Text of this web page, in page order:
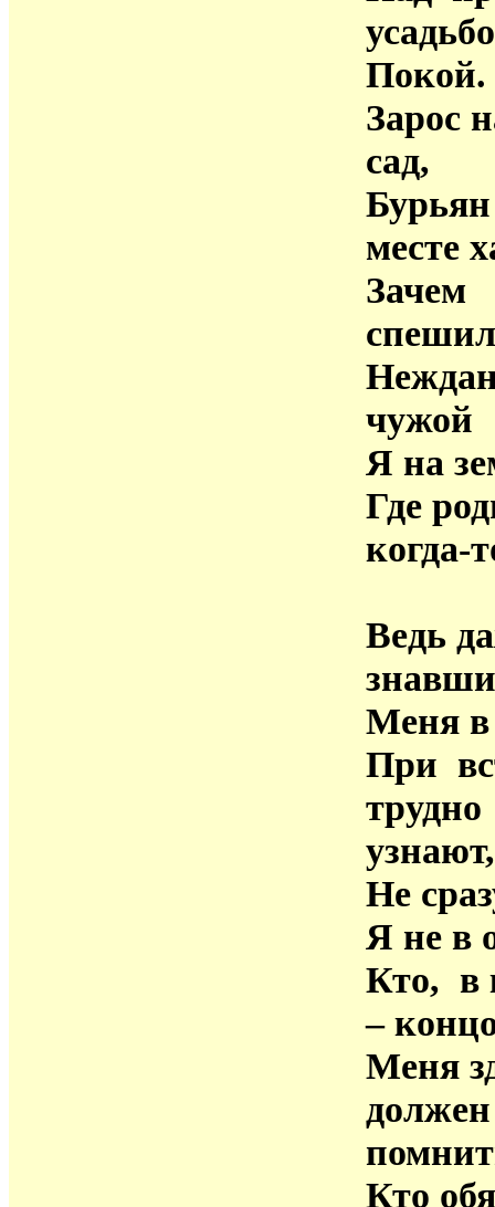
Покой.
Зарос
сад,
месте
Зачем
чужой
Я на
Где
когда-
Ведь
Меня в
При
трудно
Не
Я не в
Кто, в
–
Меня
должен
Кто